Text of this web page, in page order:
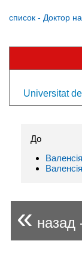
список - Доктор
Universitat
До
« назад